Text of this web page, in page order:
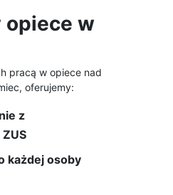
opiece w
pracą w opiece nad
oferujemy:
z
każdej osoby